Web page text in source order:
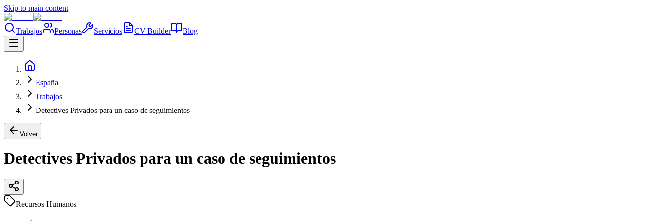
Skip to main content
Trabajos Personas Servicios CV Builder Blog
España
Trabajos
Detectives Privados para un caso de seguimientos
Volver
Detectives Privados para un caso de seguimientos
Recursos Humanos